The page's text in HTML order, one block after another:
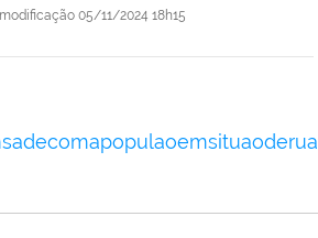
05/11/2024 18h15